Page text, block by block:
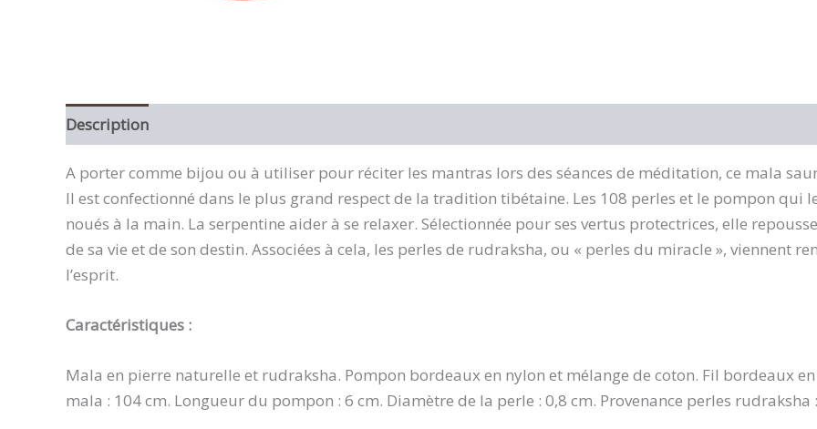
Description
A porter comme bijou ou à utiliser pour réciter les mantras lors des séances de méditation, ce mala
Il est confectionné dans le plus grand respect de la tradition tibétaine. Les 108 perles et le pompon qui
noués à la main. La serpentine aider à se relaxer. Sélectionnée pour ses vertus protectrices, elle
de sa vie et de son destin. Associées à cela, les perles de rudraksha, ou « perles du miracle », viennent
l’esprit.
Caractéristiques :
Mala en pierre naturelle et rudraksha. Pompon bordeaux en nylon et mélange de coton. Fil bordeaux
mala : 104 cm. Longueur du pompon : 6 cm. Diamètre de la perle : 0,8 cm. Provenance perles rudraksha